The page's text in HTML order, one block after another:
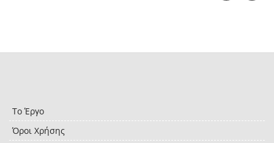
Το Έργο
Όροι Χρήσης